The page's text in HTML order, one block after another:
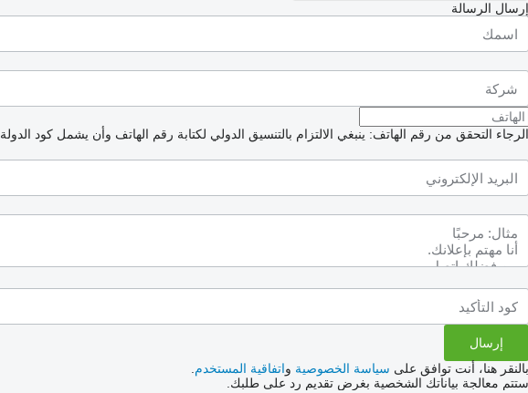
إرسال الرسالة
الرجاء التحقق من رقم الهاتف: ينبغي الالتزام بالتنسيق الدولي لكتابة رقم الهاتف وأن يشمل كود الدولة.
بالنقر هنا، أنت توافق على سياسة الخصوصية واتفاقية المستخدم
ستتم معالجة بياناتك الشخصية بغرض تقديم رد على طلبك.